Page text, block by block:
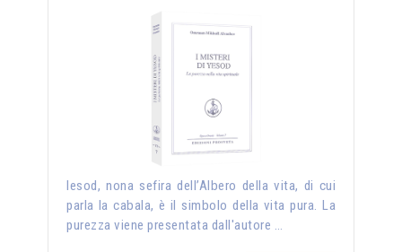
Iesod, nona sefira dell’Albero della vita, di cui
parla la cabala, è il simbolo della vita pura. La
purezza viene presentata dall'autore …